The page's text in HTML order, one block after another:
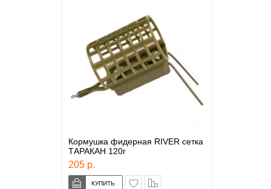
Кормушка фидерная RIVER сетка
ТАРАКАН 120г
205 р.
в закладки